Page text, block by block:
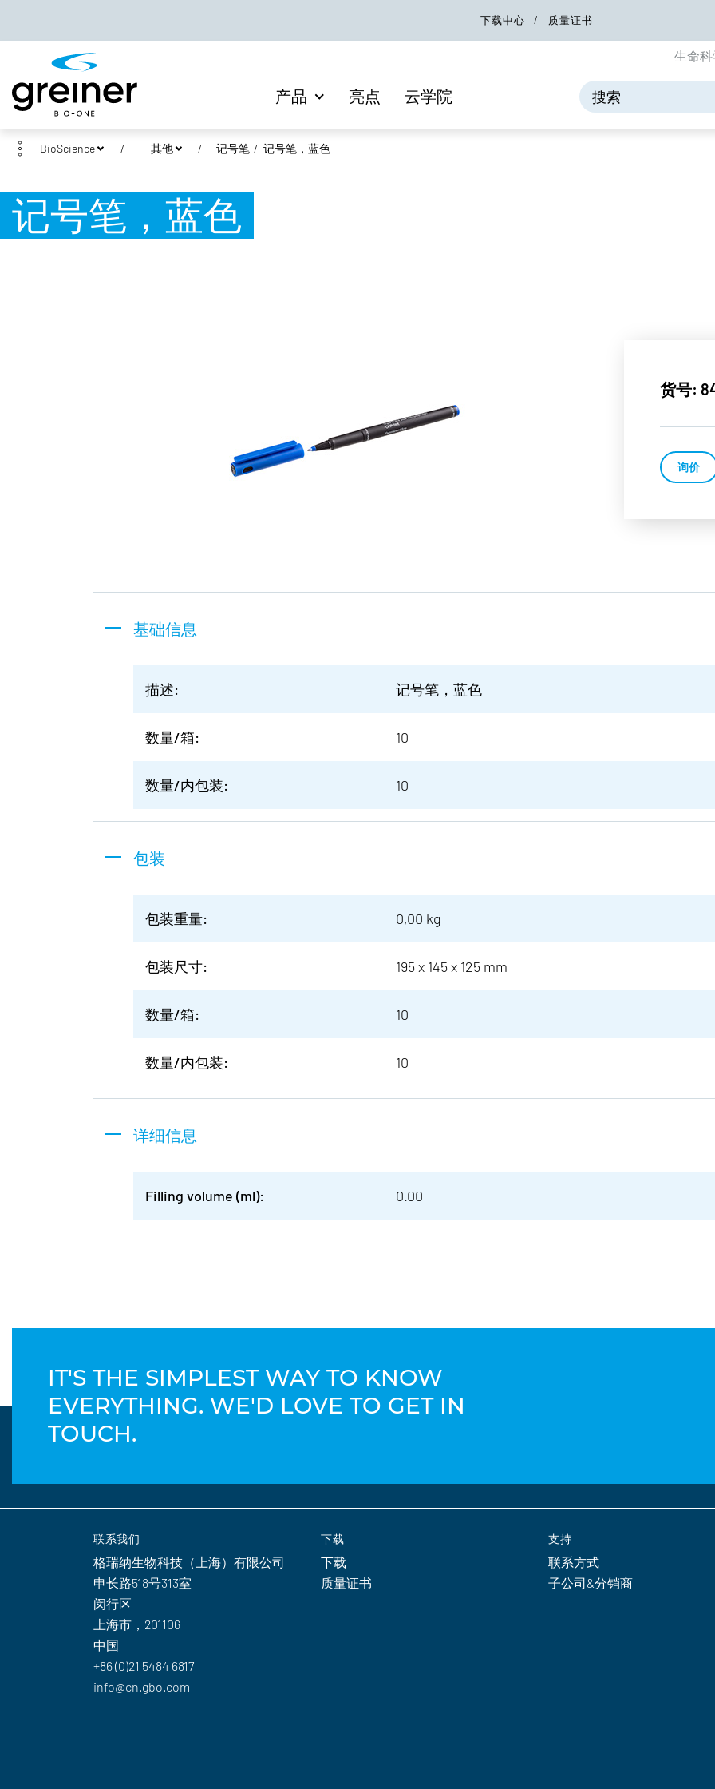
下载中心 质量证书
产品 亮点 云学院
生命
BioScience 其他 记号笔 记号笔，蓝色
记号笔，蓝色
货号:
询价
基础信息
描述: 记号笔，蓝色
数量/箱: 10
数量/内包装: 10
包装
包装重量: 0,00 kg
包装尺寸: 195 x 145 x 125 mm
数量/箱: 10
数量/内包装: 10
详细信息
Filling volume (ml): 0.00
IT'S THE SIMPLEST WAY TO KNOW
EVERYTHING. WE'D LOVE TO GET IN
TOUCH.
联系我们
格瑞纳生物科技（上海）有限公司
申长路518号313室
闵行区
上海市，201106
中国
+86 (0)21 5484 6817
info@cn.gbo.com
下载
下载
质量证书
支持
联系方式
子公司&分销商